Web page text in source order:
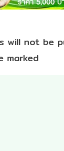
will not be
marked